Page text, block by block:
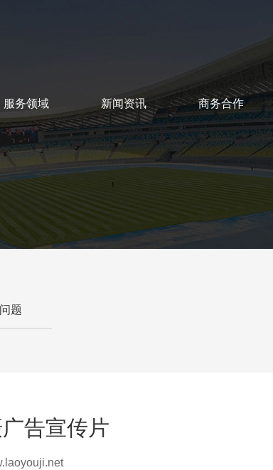
服务领域 新闻资讯
NEWS
商务合作
COOPERATION
题
告宣传片